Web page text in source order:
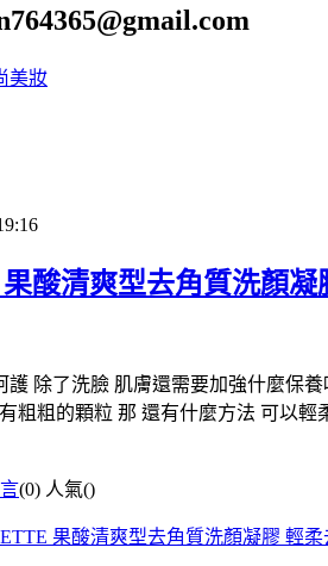
美妝
酸清爽型去角質洗顏
護 除了洗臉 肌膚還需要加強什麼保養
粗粗的顆粒 那 還有什麼方法 可以輕
(0) 人氣()
果酸清爽型去角質洗顏凝膠 輕